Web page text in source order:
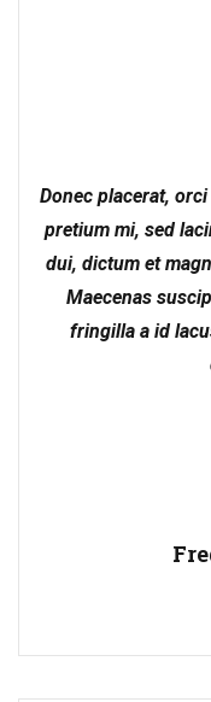
Donec placerat,
pretium mi, sed
dui, dictum et
Maecenas
fringilla a id